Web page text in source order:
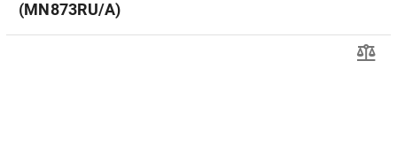
(MN873RU/A)